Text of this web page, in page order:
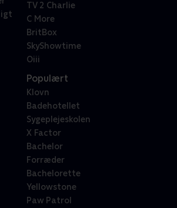
TV 2 Charlie
C More
BritBox
SkyShowtime
Oiii
Populært
Klovn
Badehotellet
Sygeplejeskolen
X Factor
Bachelor
Forræder
Bachelorette
Yellowstone
Paw Patrol